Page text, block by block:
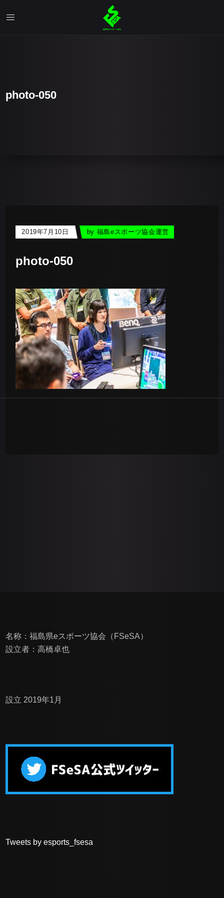
photo-050
2019年7月10日 by 福島eスポーツ協会運営
photo-050
名称：福島県eスポーツ協会（FSeSA）
設立者：高橋卓也
設立 2019年1月
Tweets by esports_fsesa